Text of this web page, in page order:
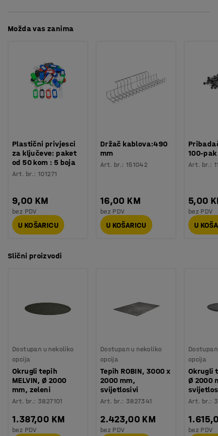
odgovarajućoj boji, ali također može poslužiti kao osnova
za jače boje.
Na ovom tepihu ne preporučamo korištenje stolica s
Materijal: Poliamid
Procjena vremena
Težina: 20 kg
Testirano: EN 1307
Možda vas zanima
Plastični privjesci
za ključeve: paket
od 50 kom : 5 boja
Art. br.:101271
9,00 KM
bez PDV
U KOŠARICU
Držač kablova:490
mm
Art. br.: 151042
16,00 KM
bez PDV
U KOŠARICU
100-pak
Art. br.:
5,00
bez PDV
U
Slični proizvodi
Dostupan u nekoliko
opcija
Okrugli tepih
MELVIN, Ø 2000
mm, zeleni
Art. br.:3827101
1.387,00 KM
bez PDV
Dostupan u nekoliko
opcija
Tepih ROBIN, 3000 x
2000 mm,
svijetlosivi
Art. br.: 3827341
2.423,00 KM
bez PDV
opcija
Okrugli
Ø 2000
Art. br.:
bez PDV